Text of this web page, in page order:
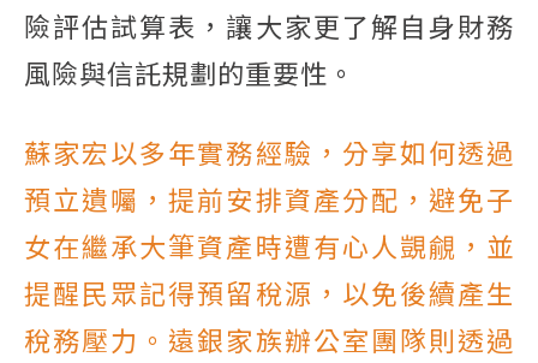
險評估試算表，讓大家更了解自身財務
風險與信託規劃的重要性。
蘇家宏以多年實務經驗，分享如何透過
預立遺囑，提前安排資產分配，避免子
女在繼承大筆資產時遭有心人覬覦，並
提醒民眾記得預留稅源，以免後續產生
稅務壓力。遠銀家族辦公室團隊則透過